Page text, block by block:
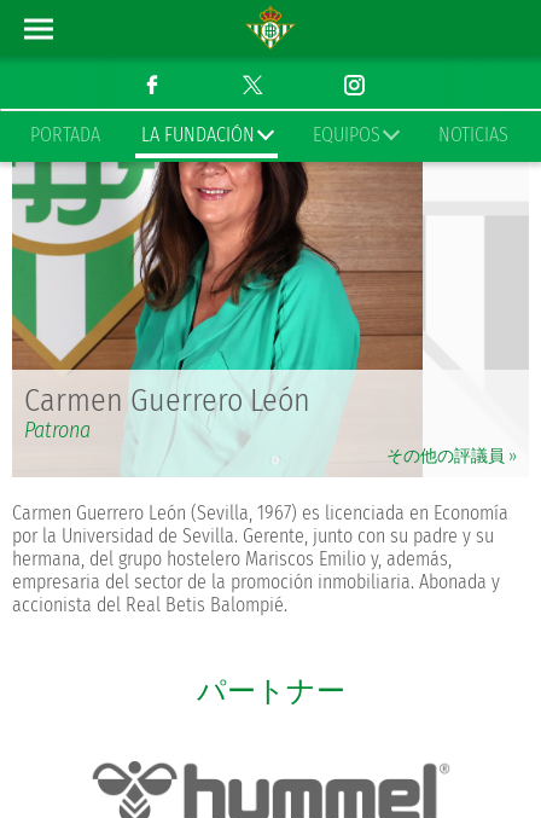
PORTADA LA FUNDACIÓN EQUIPOS NOTICIAS
Carmen Guerrero León
Patrona
その他の評議員 »
Carmen Guerrero León (Sevilla, 1967) es licenciada en Economía
por la Universidad de Sevilla. Gerente, junto con su padre y su
hermana, del grupo hostelero Mariscos Emilio y, además,
empresaria del sector de la promoción inmobiliaria. Abonada y
accionista del Real Betis Balompié.
パートナー